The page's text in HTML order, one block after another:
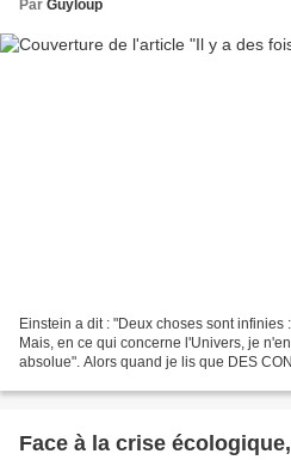
Par Guyloup
Einstein a dit : "Deux choses sont
Mais, en ce qui concerne l'Univers, je
absolue". Alors quand je lis que DES
Face à la crise